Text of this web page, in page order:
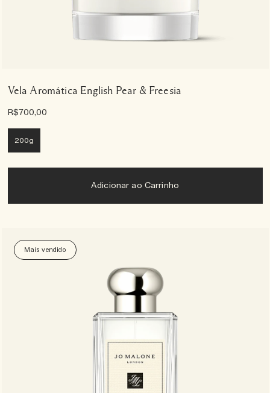
Vela Aromática English Pear & Freesia
R$700,00
200g
Adicionar ao Carrinho
Mais vendido